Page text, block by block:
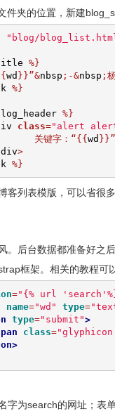
件夹的位置，新建
"blog/
%}
wd }}”&nbsp ;-&nbsp ;
%}
%}
class="alert
关键字：“{{wd }}”
div>
%}
客列表模版，可以省很
。后台数据都准备好之
框架。相关的教程可
="{% url
name="wd" type=
type="submit">
class="glyphicon
字为search的网址；表